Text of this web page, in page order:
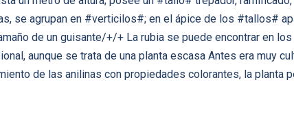
se agrupan en #verticilos#; en el ápice de los #tallos#
de un guisante/+/+ La rubia se puede encontrar en
aunque se trata de una planta escasa Antes era muy
de las anilinas con propiedades colorantes, la planta